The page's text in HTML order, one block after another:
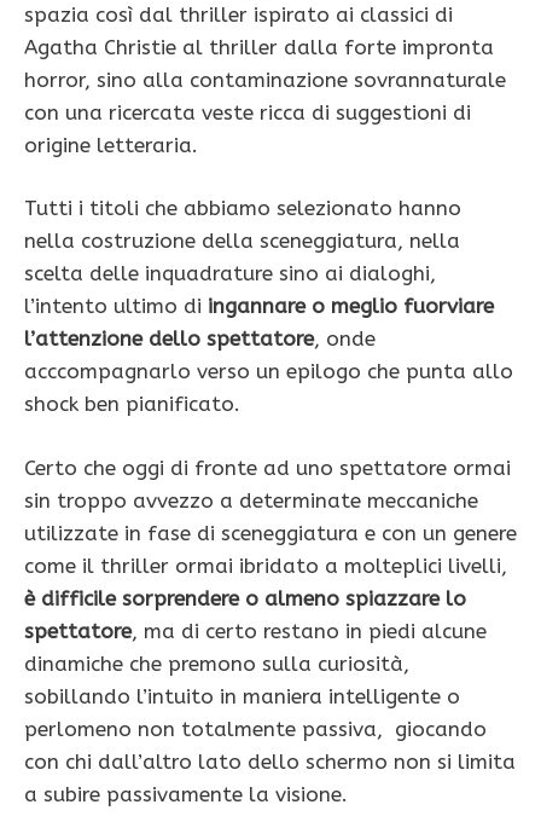
spazia così dal thriller ispirato ai classici di
Agatha Christie al thriller dalla forte impronta
horror, sino alla contaminazione sovrannaturale
con una ricercata veste ricca di suggestioni di
origine letteraria.
Tutti i titoli che abbiamo selezionato hanno
nella costruzione della sceneggiatura, nella
scelta delle inquadrature sino ai dialoghi,
l’intento ultimo di ingannare o meglio fuorviare
l’attenzione dello spettatore, onde
acccompagnarlo verso un epilogo che punta allo
shock ben pianificato.
Certo che oggi di fronte ad uno spettatore ormai
sin troppo avvezzo a determinate meccaniche
utilizzate in fase di sceneggiatura e con un genere
come il thriller ormai ibridato a molteplici livelli,
è difficile sorprendere o almeno spiazzare lo
spettatore, ma di certo restano in piedi alcune
dinamiche che premono sulla curiosità,
sobillando l’intuito in maniera intelligente o
perlomeno non totalmente passiva, giocando
con chi dall’altro lato dello schermo non si limita
a subire passivamente la visione.